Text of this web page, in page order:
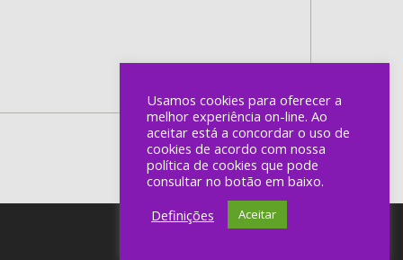
Powered by auratus
Usamos cookies para oferecer a
melhor experiência on-line. Ao
aceitar está a concordar o uso de
cookies de acordo com nossa
política de cookies que pode
consultar no botão em baixo.
Definições
Aceitar